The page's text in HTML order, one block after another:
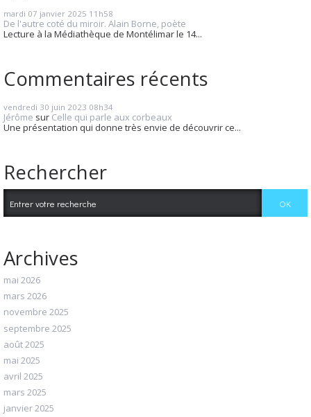
mardi 07 janvier 2025 11h58
De l'autre coté du miroir. Alain Borne, poète
Lecture à la Médiathèque de Montélimar le 14...
Commentaires récents
vendredi 30 juin 2023 08h34
Jérôme sur Celle qui parle aux corbeaux
Une présentation qui donne très envie de découvrir ce...
Rechercher
Archives
mai 2026
mars 2026
novembre 2025
septembre 2025
août 2025
mai 2025
avril 2025
mars 2025
janvier 2025